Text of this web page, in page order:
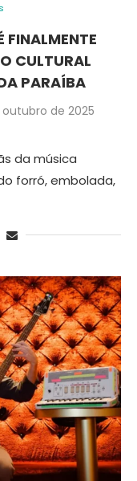
FINALMENTE
CULTURAL
PARAÍBA
outubro de 2025
da música
forró, embolada,